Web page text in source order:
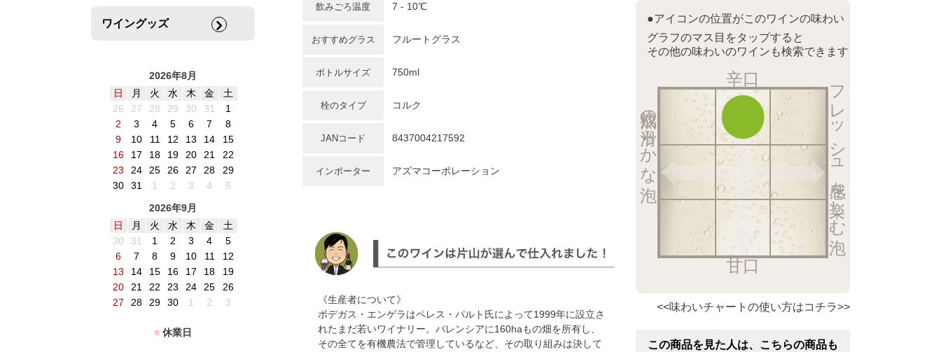
ワイングッズ
2026年8月
日
月 火 水 木 金
土
26
27 28 29 30 31
1
2
3 4 5 6 7
8
9
10 11 12 13 14
15
16
17 18 19 20 21
22
23
24 25 26 27 28
29
30
31 1 2 3 4
5
2026年9月
日
月 火 水 木 金
土
30
31 1 2 3 4
5
6
7 8 9 10 11
12
13
14 15 16 17 18
19
20
21 22 23 24 25
26
27
28 29 30 1 2 3
■ 休業日
飲みごろ温度 7 - 10℃
おすすめグラス フルートグラス
ボトルサイズ 750ml
栓のタイプ コルク
JANコード 8437004217592
インポーター アズマコーポレーション
《生産者について》
ボデガス・エンゲラはペレス・パルト氏によって1999年に設立さ
れたまだ若いワイナリー。バレンシアに160haもの畑を所有し、
その全てを有機農法で管理しているなど、その取り組みは決して
●アイコンの位置がこのワインの味わい
グラフのマス目をタップすると
その他の味わいのワインも検索できます
辛口 フレッシュ感を楽しむ泡
甘口
熟成の滑らかな泡
<<味わいチャートの使い方はコチラ>>
この商品を見た人は、こちらの商品も